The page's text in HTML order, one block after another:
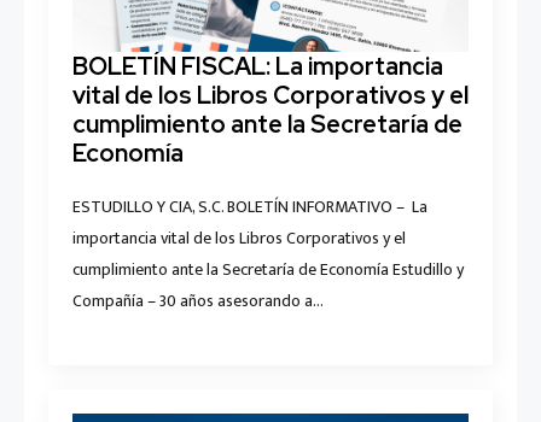
BOLETÍN FISCAL: La importancia
vital de los Libros Corporativos y el
cumplimiento ante la Secretaría de
Economía
ESTUDILLO Y CIA, S.C. BOLETÍN INFORMATIVO – La
importancia vital de los Libros Corporativos y el
cumplimiento ante la Secretaría de Economía Estudillo y
Compañía – 30 años asesorando a…